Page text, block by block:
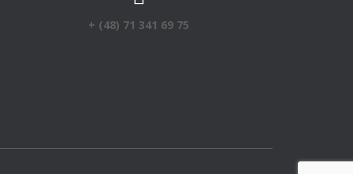
+ (48) 71 341 69 75